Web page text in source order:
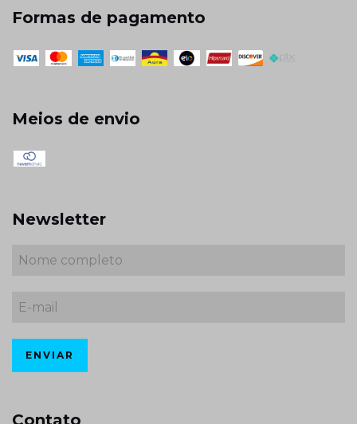
Formas de pagamento
Meios de envio
Newsletter
Contato